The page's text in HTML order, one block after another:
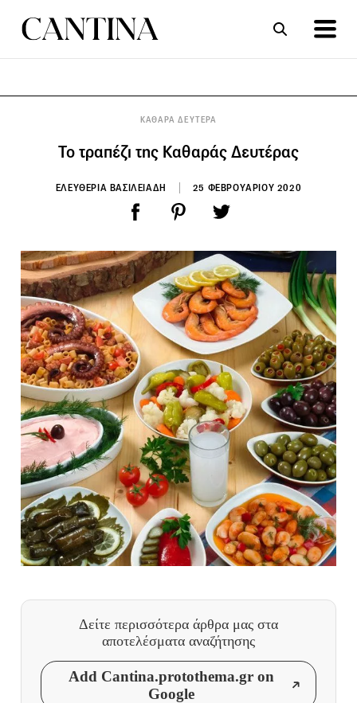
ΚΑΘΑΡΑ ΔΕΥΤΕΡΑ
Το τραπέζι της Καθαράς Δευτέρας
ΕΛΕΥΘΕΡΙΑ ΒΑΣΙΛΕΙΑΔΗ 25 ΦΕΒΡΟΥΑΡΙΟΥ 2020
Δείτε περισσότερα άρθρα μας στα
αποτελέσματα αναζήτησης
Add Cantina.protothema.gr on
Google